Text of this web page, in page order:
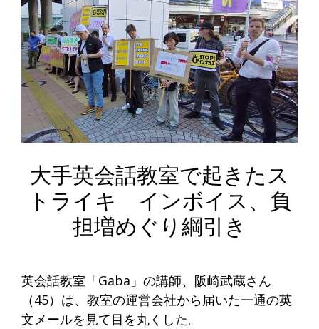
大手英会話教室で起きたス
トライキ インボイス、負
担増めぐり綱引き
英会話教室「Gaba」の講師、阪崎武蔵さん
（45）は、教室の運営会社から届いた一通の英
文メールを見て目を丸くした。